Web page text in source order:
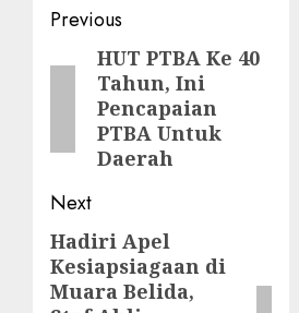
Post
navigation
Previous
PreviousHUT PTBA Ke 40
Tahun, Ini
Pencapaian
PTBA Untuk
Daerah
Next
Next
post:
Hadiri Apel
Kesiapsiagaan di
Muara Belida,